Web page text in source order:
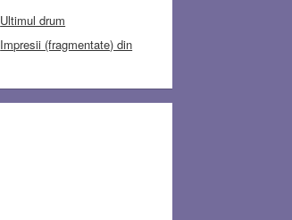
Ultimul drum
Impresii (fragmentate) din